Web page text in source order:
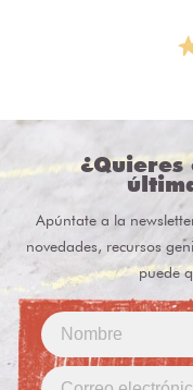
Apúntate a la
novedades, recursos
puede